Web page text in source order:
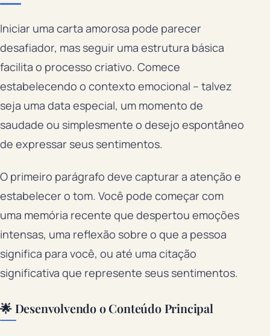
Iniciar uma carta amorosa pode parecer
desafiador, mas seguir uma estrutura básica
facilita o processo criativo. Comece
estabelecendo o contexto emocional – talvez
seja uma data especial, um momento de
saudade ou simplesmente o desejo espontâneo
de expressar seus sentimentos.
O primeiro parágrafo deve capturar a atenção e
estabelecer o tom. Você pode começar com
uma memória recente que despertou emoções
intensas, uma reflexão sobre o que a pessoa
significa para você, ou até uma citação
significativa que represente seus sentimentos.
🌟 Desenvolvendo o Conteúdo Principal